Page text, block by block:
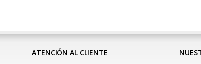
ATENCIÓN AL CLIENTE